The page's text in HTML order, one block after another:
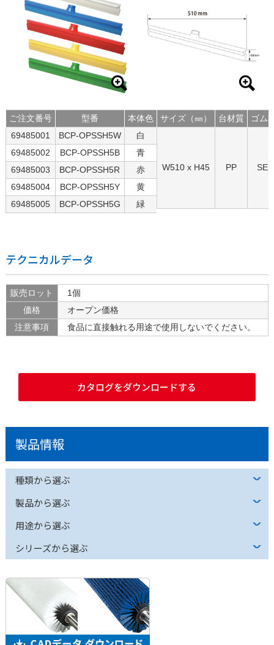
ご注文番号 型番
本体色
69485001
BCP-OPSSH5W
白
69485002
BCP-OPSSH5B
青
69485003
BCP-OPSSH5R
赤
69485004
BCP-OPSSH5Y
黄
69485005
BCP-OPSSH5G 緑
サイズ（㎜） 台材質 ゴム
W510 x H45 PP
テクニカルデータ
販売ロット
1個
価格
オープン価格
注意事項
食品に直接触れる用途で使用しないでください。
カタログをダウンロードする
製品情報
種類から選ぶ
製品から選ぶ
用途から選ぶ
シリーズから選ぶ